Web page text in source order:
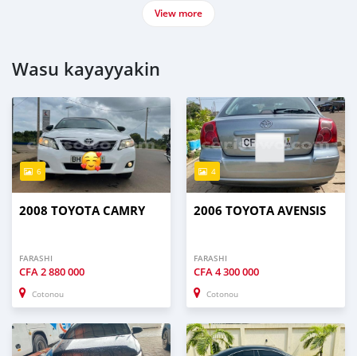
View more
Wasu kayayyakin
6
2008 TOYOTA CAMRY
FARASHI
CFA2 880 000
Cotonou
4
2006 TOYOTA AVENSIS
FARASHI
CFA4 300 000
Cotonou